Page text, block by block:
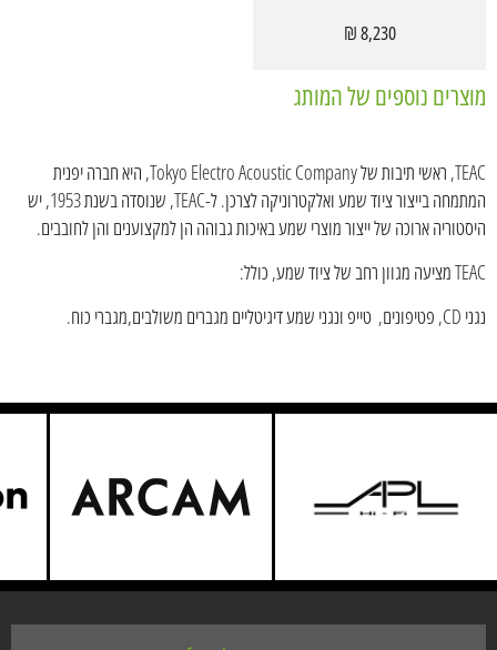
8,230 ₪
מוצרים נוספים של המותג
TEAC, ראשי תיבות של Tokyo Electro Acoustic Company, היא חברה יפנית
המתמחה בייצור ציוד שמע ואלקטרוניקה לצרכן. ל-TEAC, שנוסדה בשנת 1953, יש
היסטוריה ארוכה של ייצור מוצרי שמע באיכות גבוהה הן למקצוענים והן לחובבים.
TEAC מציעה מגוון רחב של ציוד שמע, כולל:
נגני CD, פטיפונים, טייפ ונגני שמע דיגיטליים מגברים משולבים,מגברי כוח.